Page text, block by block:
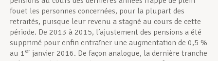
fouet les personnes concernées, pour la plupart des
retraités, puisque leur revenu a stagné au cours de cette
période. De 2013 à 2015, l’ajustement des pensions a été
supprimé pour enfin entraîner une augmentation de 0,5 %
au 1 er janvier 2016. De façon analogue, la dernière tranche